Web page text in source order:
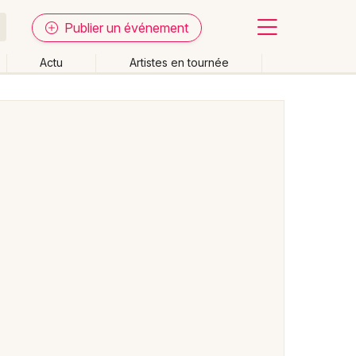
Publier un événement
Actu Artistes en tournée